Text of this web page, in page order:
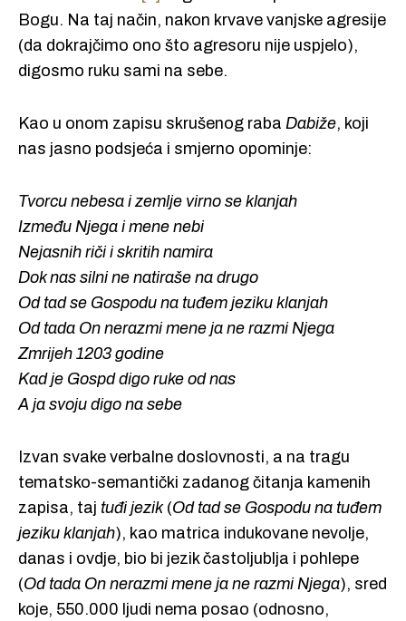
Bogu. Na taj način, nakon krvave vanjske agresije
(da dokrajčimo ono što agresoru nije uspjelo),
digosmo ruku sami na sebe.
Kao u onom zapisu skrušenog raba Dabiže, koji
nas jasno podsjeća i smjerno opominje:
Tvorcu nebesa i zemlje virno se klanjah
Između Njega i mene nebi
Nejasnih riči i skritih namira
Dok nas silni ne natiraše na drugo
Od tad se Gospodu na tuđem jeziku klanjah
Od tada On nerazmi mene ja ne razmi Njega
Zmrijeh 1203 godine
Kad je Gospd digo ruke od nas
A ja svoju digo na sebe
Izvan svake verbalne doslovnosti, a na tragu
tematsko-semantički zadanog čitanja kamenih
zapisa, taj tuđi jezik(Od tad se Gospodu na tuđem
jeziku klanjah), kao matrica indukovane nevolje,
danas i ovdje, bio bi jezik častoljublja i pohlepe
(Od tada On nerazmi mene ja ne razmi Njega), sred
koje, 550.000 ljudi nema posao (odnosno,